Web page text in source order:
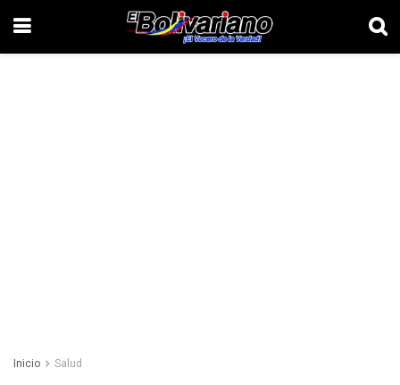
Inicio Salud